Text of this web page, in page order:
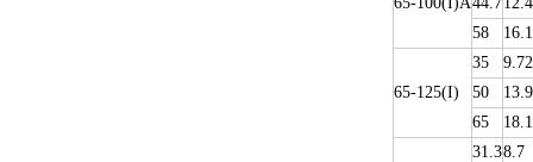
58
16.1
65-125(I)
35
9.72
50
13.9
65
18.1
31.38.7